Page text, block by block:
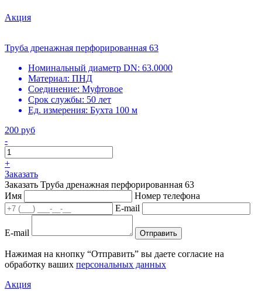
Акция
Труба дренажная перфорированная 63
Номинальный диаметр DN: 63.0000
Материал: ПНД
Соединение: Муфтовое
Срок службы: 50 лет
Ед. измерения: Бухта 100 м
200 руб
-
+
Заказать
Заказать Труба дренажная перфорированная 63
Имя
Номер телефона
E-mail
E-mail Отправить
Нажимая на кнопку “Отправить” вы даете согласие на
обработку ваших персональных данных
Акция